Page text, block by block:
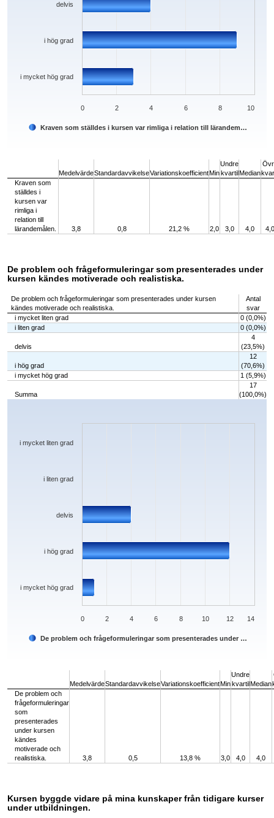
Kraven som ställdes i kursen var rimliga i relation till lärandem…
i mycket hög grad
i hög grad
delvis
0 2 4 6 8 10
MedelvärdeStandardavvikelseVariationskoefficientMin
Undre
kvartilMedian
Kraven som
ställdes i
kursen var
rimliga i
relation till
lärandemålen.
3,8 0,8 21,2 % 2,0 3,0 4,0 4,0
De problem och frågeformuleringar som presenterades under
kursen kändes motiverade och realistiska.
De problem och frågeformuleringar som presenterades under kursen
kändes motiverade och realistiska.
Antal
svar
i mycket liten grad
0 (0,0%)
i liten grad
0 (0,0%)
delvis
4
(23,5%)
i hög grad
12
(70,6%)
i mycket hög grad
1 (5,9%)
Summa
17
(100,0%)
Chart
The chart has 1 X axis displaying categories.
De problem och frågeformuleringar som presenterades under …
i mycket hög grad
i hög grad
delvis
i liten grad
i mycket liten grad
0 2 4 6 8 10 12 14
MedelvärdeStandardavvikelseVariationskoefficientMin
Undre
kvartilMedian
De problem och
frågeformuleringar
som
presenterades
under kursen
kändes
motiverade och
realistiska.
3,8 0,5 13,8 % 3,0 4,0 4,0
Kursen byggde vidare på mina kunskaper från tidigare kurser
under utbildningen.